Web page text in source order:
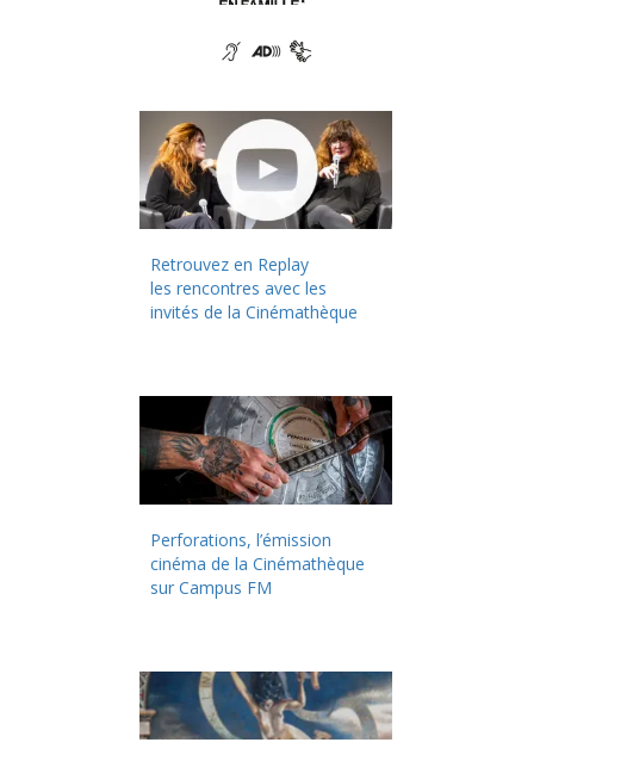
Retrouvez en Replay
les rencontres avec les
invités de la Cinémathèque
Perforations, l’émission
cinéma de la Cinémathèque
sur Campus FM